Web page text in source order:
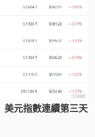
美元指數連續第三天